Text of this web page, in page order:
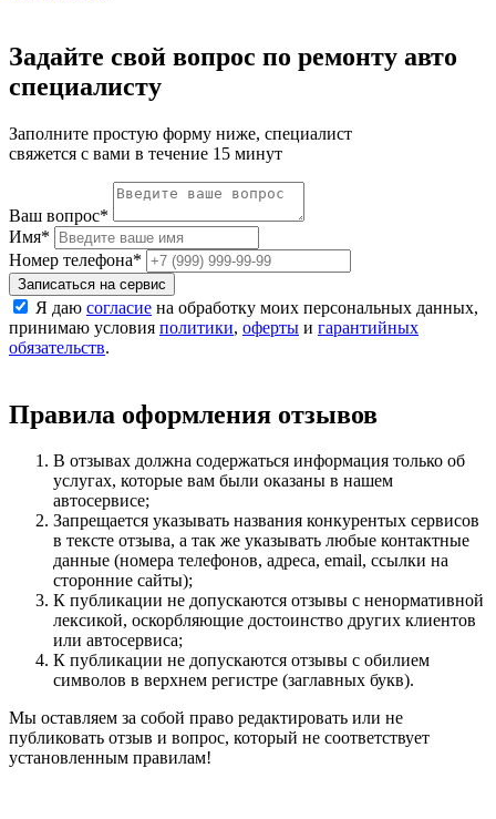
Задайте свой вопрос по ремонту авто
специалисту
Заполните простую форму ниже, специалист
свяжется с вами в течение 15 минут
Ваш вопрос*
Имя*
Номер телефона*
Записаться на сервис
Я даю согласие на обработку моих персональных данных,
принимаю условия политики, оферты и гарантийных
обязательств.
Правила оформления отзывов
В отзывах должна содержаться информация только об
услугах, которые вам были оказаны в нашем
автосервисе;
Запрещается указывать названия конкурентых сервисов
в тексте отзыва, а так же указывать любые контактные
данные (номера телефонов, адреса, email, ссылки на
сторонние сайты);
К публикации не допускаются отзывы с ненормативной
лексикой, оскорбляющие достоинство других клиентов
или автосервиса;
К публикации не допускаются отзывы с обилием
символов в верхнем регистре (заглавных букв).
Мы оставляем за собой право редактировать или не
публиковать отзыв и вопрос, который не соответствует
установленным правилам!